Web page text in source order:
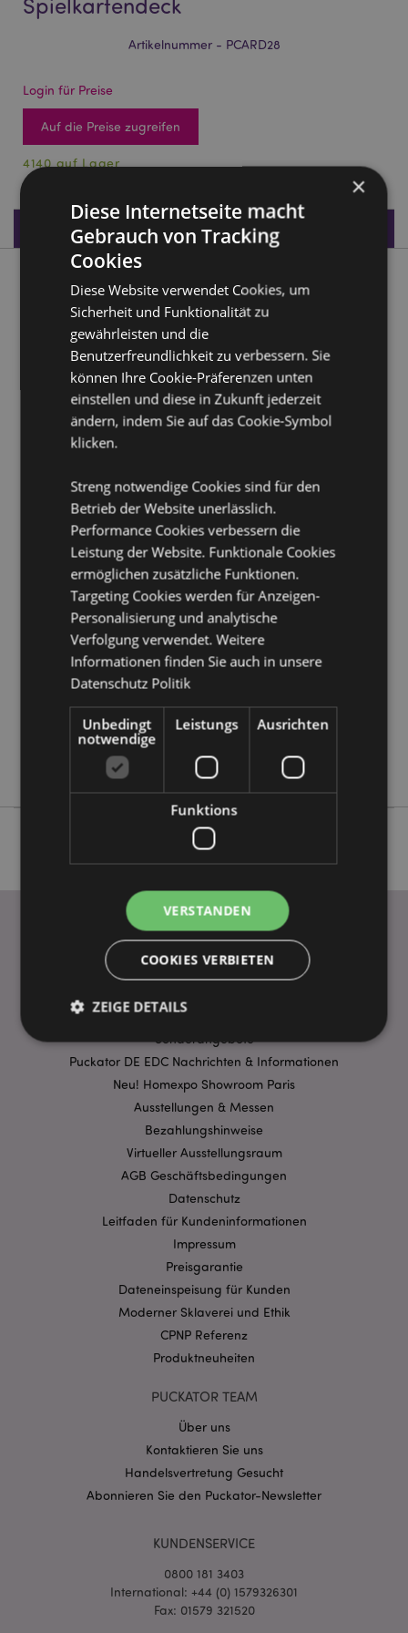
Artikelnummer - PCARD28
Login für Preise
Auf die Preise zugreifen
4140 auf Lager
Produktdaten
Produktbeschreibung
Je t'aime Paris Standard-Spielkartendeck
Material:Karton und Papier
Kartenanzahl im Deck:52 und 2 Joker
Produkttressourcen:
Möchten Sie mehr über den Einkauf bei Puckator
Kundeninformationen.
Produktattribute
Information
Höhe 8.5cm Breite 6cm Tiefe 0.1cm Pack
Size 9 x 6.5 x 2.5cm
5055071514357
120
0.097000
Keine
Keine
Keine
Je t'aime Paris
WICHTIGE INFORMATION
Lieferbedingungen
Sonderangebote
Puckator DE EDC Nachrichten & Informationen
Neu! Homexpo Showroom Paris
Ausstellungen & Messen
Bezahlungshinweise
Virtueller Ausstellungsraum
AGB Geschäftsbedingungen
Datenschutz
Leitfaden für Kundeninformationen
Impressum
Preisgarantie
Dateneinspeisung für Kunden
Moderner Sklaverei und Ethik
CPNP Referenz
Produktneuheiten
PUCKATOR TEAM
Über uns
Kontaktieren Sie uns
Handelsvertretung Gesucht
Abonnieren Sie den Puckator-Newsletter
KUNDENSERVICE
0800 181 3403
International: +44 (0) 1579326301
Fax: 01579 321520
×
Diese Internetseite macht
Gebrauch von Tracking
Cookies
Diese Website verwendet Cookies, um
Sicherheit und Funktionalität zu
gewährleisten und die
Benutzerfreundlichkeit zu verbessern. Sie
können Ihre Cookie-Präferenzen unten
einstellen und diese in Zukunft jederzeit
ändern, indem Sie auf das Cookie-Symbol
klicken.
Streng notwendige Cookies sind für den
Betrieb der Website unerlässlich.
Performance Cookies verbessern die
Leistung der Website. Funktionale Cookies
ermöglichen zusätzliche Funktionen.
Targeting Cookies werden für Anzeigen-
Personalisierung und analytische
Verfolgung verwendet. Weitere
Informationen finden Sie auch in unsere
Datenschutz Politik
Unbedingt
notwendige
Leistungs Ausrichten
Funktions
VERSTANDEN
COOKIES VERBIETEN
ZEIGE DETAILS
Unbedingt notwendige
Leistungs
Ausrichten
Funktions
Streng-notwendige-Cookies ermöglichen
Kernfunktionen der Website wie die
Ohne unbedingt notwendige cookies kann die
Website nicht richtig genutzt werden.
Provider
CookieScriptConsent
mage-cache-storage-section-